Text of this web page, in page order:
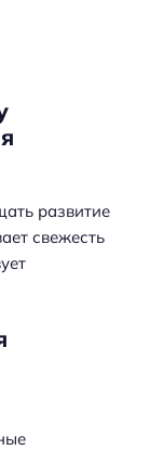
развитие
свежесть